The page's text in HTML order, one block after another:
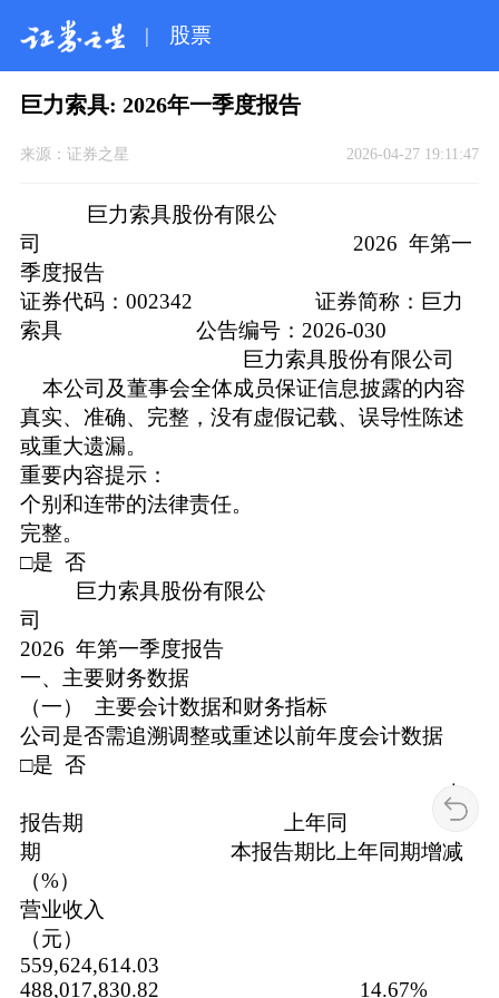
| 股票
巨力索具: 2026年一季度报告
来源： 证券之星 2026-04-27 19:11:47
巨力索具股份有限公
司 2026 年第一
季度报告
证券代码：002342 证券简称：巨力
索具 公告编号：2026-030
巨力索具股份有限公司
本公司及董事会全体成员保证信息披露的内容
真实、准确、完整，没有虚假记载、误导性陈述
或重大遗漏。
重要内容提示：
个别和连带的法律责任。
完整。
□是 否
巨力索具股份有限公
2026 年第一季度报告
一、主要财务数据
（一） 主要会计数据和财务指标
公司是否需追溯调整或重述以前年度会计数据
□是 否
本
报告期 上年同
期 本报告期比上年同期增减
（%）
营业收入
（元）
559,624,614.03
488,017,830.82 14.67%